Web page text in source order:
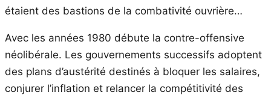
étaient des bastions de la combativité ouvrière…
Avec les années 1980 débute la contre-offensive
néolibérale. Les gouvernements successifs adoptent
des plans d’austérité destinés à bloquer les salaires,
conjurer l’inflation et relancer la compétitivité des